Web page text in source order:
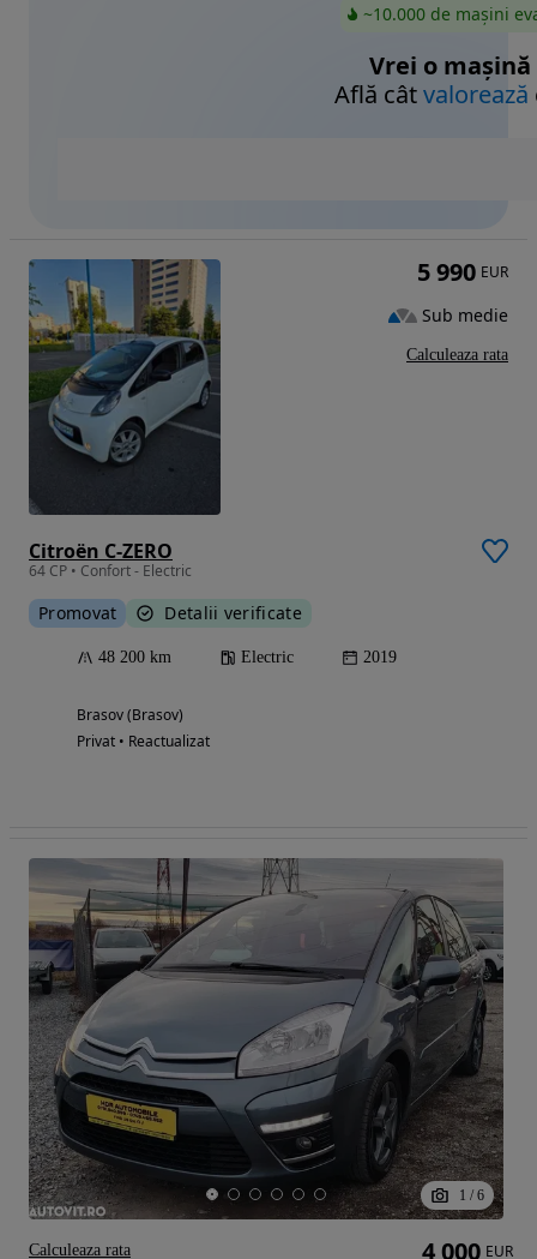
~10.000 de mașini
Vrei o mașină
Află câtvalorează
Citroën C-ZERO
64 CP • Confort - Electric
Promovat Detalii verificate
48 200 km Electric 2019
Brasov (Brasov)
Privat • Reactualizat
5 990 EUR
Sub medie
Calculeaza rata
1 / 6
4 000 EUR
Calculeaza rata